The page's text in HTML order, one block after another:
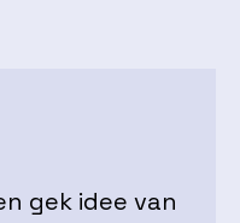
gek idee van